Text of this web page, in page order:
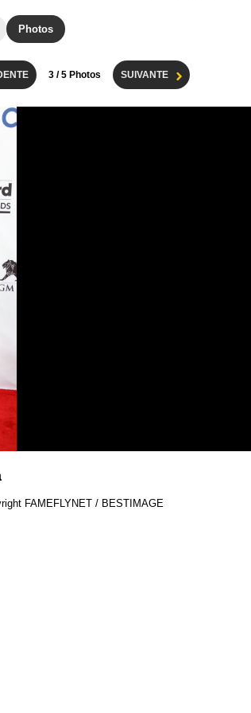
Photos
3 / 5 Photos SUIVANTE
FAMEFLYNET / BESTIMAGE